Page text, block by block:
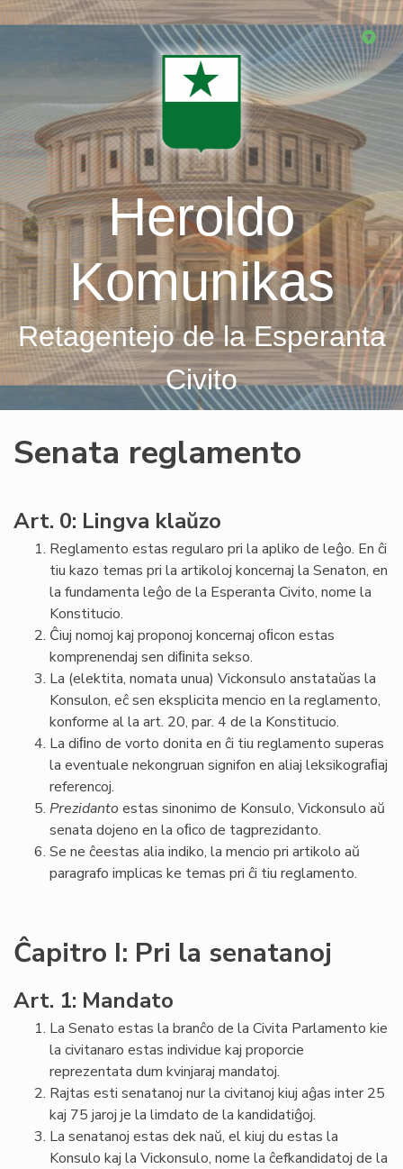
Skip
Heroldo
Komunikas
Retagentejo de la Esperanta
Civito
Senata reglamento
Art. 0: Lingva klaŭzo
Reglamento estas regularo pri la apliko de leĝo. En ĉi
tiu kazo temas pri la artikoloj koncernaj la Senaton, en
la fundamenta leĝo de la Esperanta Civito, nome la
Konstitucio.
Ĉiuj nomoj kaj proponoj koncernaj oﬁcon estas
komprenendaj sen diﬁnita sekso.
La (elektita, nomata unua) Vickonsulo anstataŭas la
Konsulon, eĉ sen eksplicita mencio en la reglamento,
konforme al la art. 20, par. 4 de la Konstitucio.
La diﬁno de vorto donita en ĉi tiu reglamento superas
la eventuale nekongruan signifon en aliaj leksikograﬁaj
referencoj.
Prezidantoestas sinonimo de Konsulo, Vickonsulo aŭ
senata dojeno en la oﬁco de tagprezidanto.
Se ne ĉeestas alia indiko, la mencio pri artikolo aŭ
paragrafo implicas ke temas pri ĉi tiu reglamento.
Ĉapitro I: Pri la senatanoj
Art. 1: Mandato
La Senato estas la branĉo de la Civita Parlamento kie
la civitanaro estas individue kaj proporcie
reprezentata dum kvinjaraj mandatoj.
Rajtas esti senatanoj nur la civitanoj kiuj aĝas inter 25
kaj 75 jaroj je la limdato de la kandidatiĝoj.
La senatanoj estas dek naŭ, el kiuj du estas la
Konsulo kaj la Vickonsulo, nome la ĉefkandidatoj de la